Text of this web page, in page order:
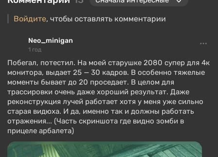
Войдите, чтобы оставлять комментарии
Neo_minigan
1 год
Побегал, потестил. На моей старушке 2080 супер для 4к
монитора, выдает 25 — 30 кадров. В особенно тяжелые
моменты бывает до 20 проседает. В целом для
трассировки очень даже хороший результат. Даже
реконструкция лучей работает хотя у меня уже сильно
старая видюха. И да, именно так и должны работать
отражения... (Часть скриншота где видно зомби в
прицеле арбалета)